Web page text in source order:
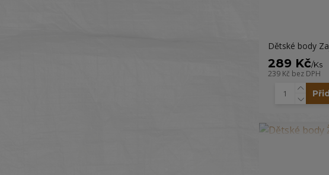
Dětské body
289 Kč/Ks
239 Kč bez DPH